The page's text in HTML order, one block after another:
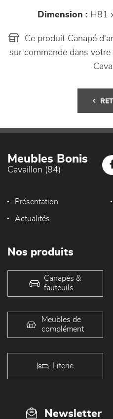
Dimension : H81
Ce produit Canapé
sur commande dans votre
Meubles Bonis
Cavaillon (84)
Présentation
Actualités
Nos produits
Canapés &
fauteuils
Meubles de
complément
Literie
Newsletter